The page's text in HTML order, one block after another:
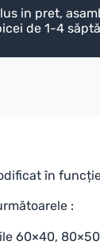
in pret,
de 1-4
în
:
60×40,